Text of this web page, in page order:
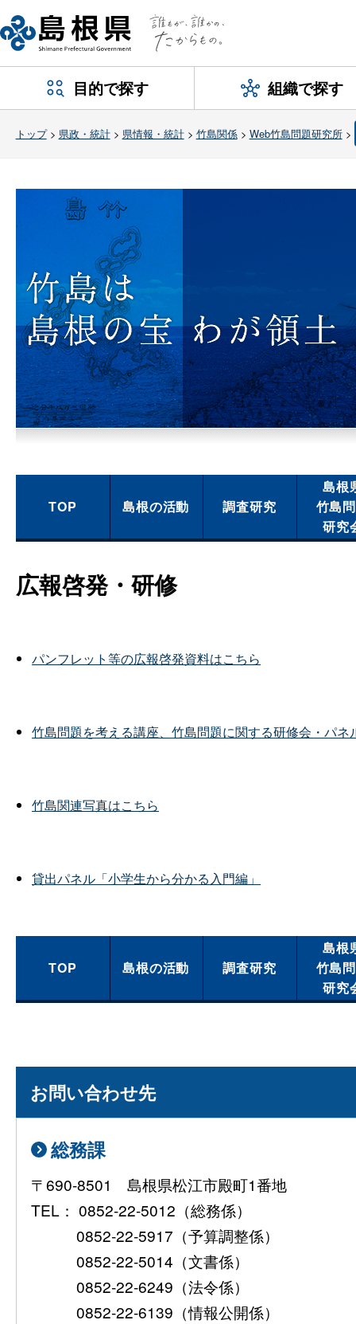
目的で探す 組織で探す
トップ> 県政・統計> 県情報・統計> 竹島関係> Web竹島問題研究所>
TOP 島根の活動 調査研究
島根
竹島
研究
広報啓発・研修
パンフレット等の広報啓発資料はこちら
竹島問題を考える講座、竹島問題に関する研修会・パネ
竹島関連写真はこちら
貸出パネル「小学生から分かる入門編」
TOP 島根の活動 調査研究
島根
竹島
研究
お問い合わせ先
総務課
〒690-8501 島根県松江市殿町1番地
TEL： 0852-22-5012（総務係）
0852-22-5917（予算調整係）
0852-22-5014（文書係）
0852-22-6249（法令係）
0852-22-6139（情報公開係）